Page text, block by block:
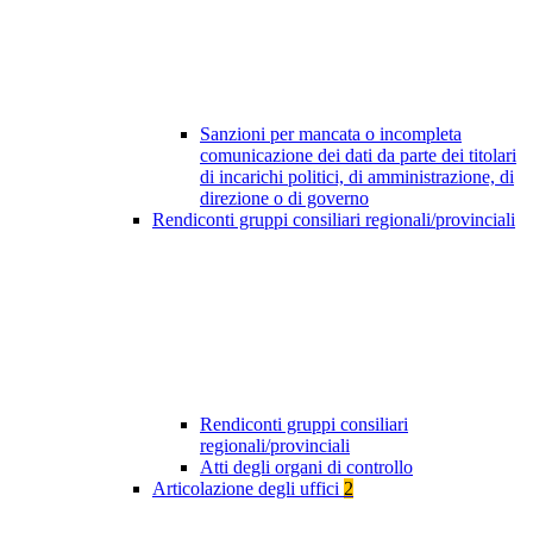
Sanzioni per mancata o incompleta
comunicazione dei dati da parte dei titolari
di incarichi politici, di amministrazione, di
direzione o di governo
Rendiconti gruppi consiliari regionali/provinciali
Rendiconti gruppi consiliari
regionali/provinciali
Atti degli organi di controllo
Articolazione degli uffici 2